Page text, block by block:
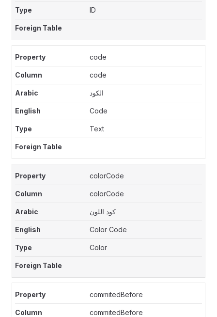
ID
code
code
الكود
Code
Text
colorCode
colorCode
كود اللون
Color Code
Color
commitedBefore
commitedBefore